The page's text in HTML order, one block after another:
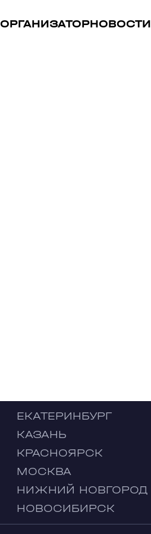
ОРГАНИЗАТОРНОВОСТИ
ЕКАТЕРИНБУРГ
КАЗАНЬ
КРАСНОЯРСК
МОСКВА
НИЖНИЙ НОВГОРОД
НОВОСИБИРСК